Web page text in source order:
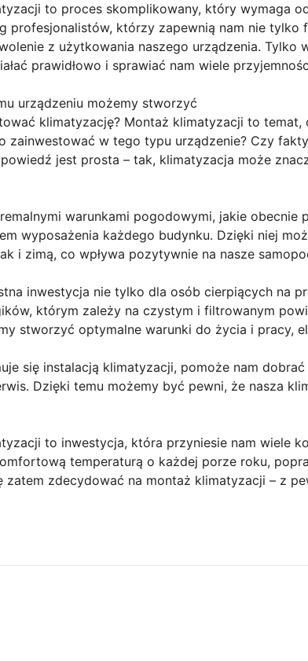
to proces skomplikowany, który wymaga
profesjonalistów, którzy zapewnią nam nie tylko
z użytkowania naszego urządzenia. Tylko
prawidłowo i sprawiać nam wiele
urządzeniu możemy stworzyć
klimatyzację? Montaż klimatyzacji to
zainwestować w tego typu urządzenie? Czy
jest prosta – tak, klimatyzacja może
warunkami pogodowymi, jakie obecnie
wyposażenia każdego budynku. Dzięki niej
i zimą, co wpływa pozytywnie na nasze
inwestycja nie tylko dla osób cierpiących na
którym zależy na czystym i filtrowanym
stworzyć optymalne warunki do życia i pracy,
się instalacją klimatyzacji, pomoże nam
Dzięki temu możemy być pewni, że nasza
to inwestycja, która przyniesie nam wiele
temperaturą o każdej porze roku,
zatem zdecydować na montaż klimatyzacji – z